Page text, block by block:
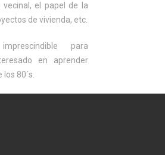
vecinal, el papel de la
de vivienda, etc.
para
en aprender
80´s.